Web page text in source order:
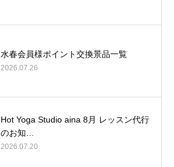
水春会員様ポイント交換景品一覧
2026.07.26
Hot Yoga Studio aina 8月 レッスン代行
のお知…
2026.07.20